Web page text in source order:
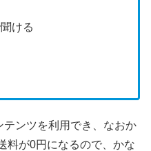
ける
テンツを利用でき、なおか
料が0円になるので、かな